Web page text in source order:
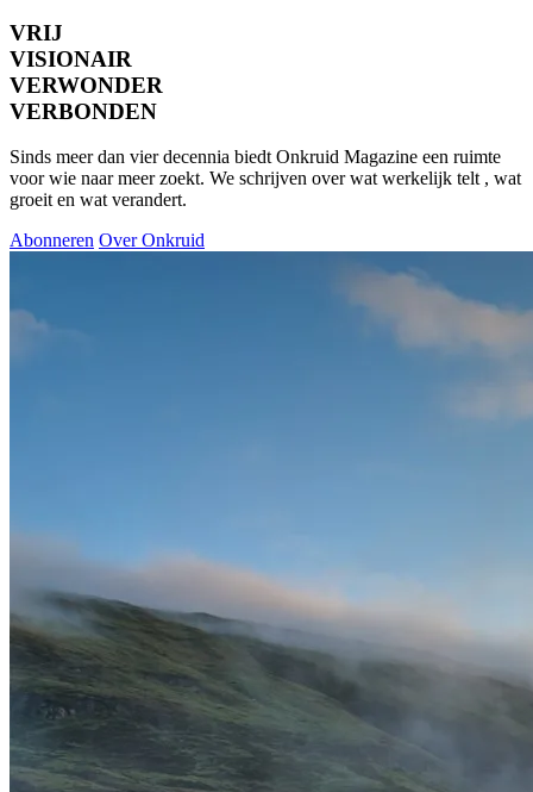
VRIJ
VISIONAIR
VERWONDER
VERBONDEN
Sinds meer dan vier decennia biedt Onkruid Magazine een ruimte
voor wie naar meer zoekt. We schrijven over wat werkelijk telt , wat
groeit en wat verandert.
Abonneren Over Onkruid